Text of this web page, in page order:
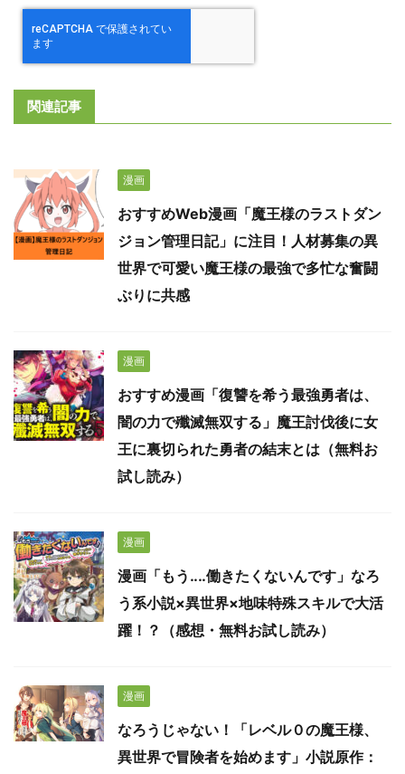
関連記事
漫画
おすすめWeb漫画「魔王様のラストダン
ジョン管理日記」に注目！人材募集の異
世界で可愛い魔王様の最強で多忙な奮闘
ぶりに共感
漫画
おすすめ漫画「復讐を希う最強勇者は、
闇の力で殲滅無双する」魔王討伐後に女
王に裏切られた勇者の結末とは（無料お
試し読み）
漫画
漫画「もう‥‥働きたくないんです」なろ
う系小説×異世界×地味特殊スキルで大活
躍！？（感想・無料お試し読み）
漫画
なろうじゃない！「レベル０の魔王様、
異世界で冒険者を始めます」小説原作：